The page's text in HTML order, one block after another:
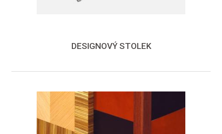
DESIGNOVÝ STOLEK